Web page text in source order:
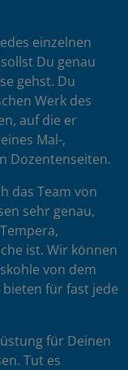
einzelnen
Du genau
gehst. Du
Werk des
auf die er
Mal-,
Dozentenseiten.
das Team von
sehr genau,
ist. Wir können
von dem
für fast jede
für Deinen
Tut es